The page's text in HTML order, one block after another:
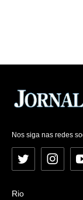
Nos siga nas redes
Twitter
Rio